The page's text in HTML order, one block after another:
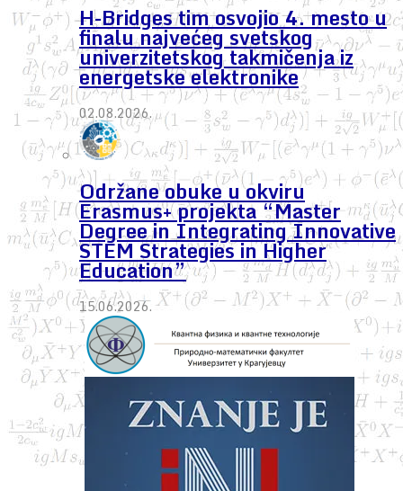
H-Bridges tim osvojio 4. mesto u
finalu najvećeg svetskog
univerzitetskog takmičenja iz
energetske elektronike
02.08.2026.
Održane obuke u okviru
Erasmus+ projekta “Master
Degree in Integrating Innovative
STEM Strategies in Higher
Education”
15.06.2026.